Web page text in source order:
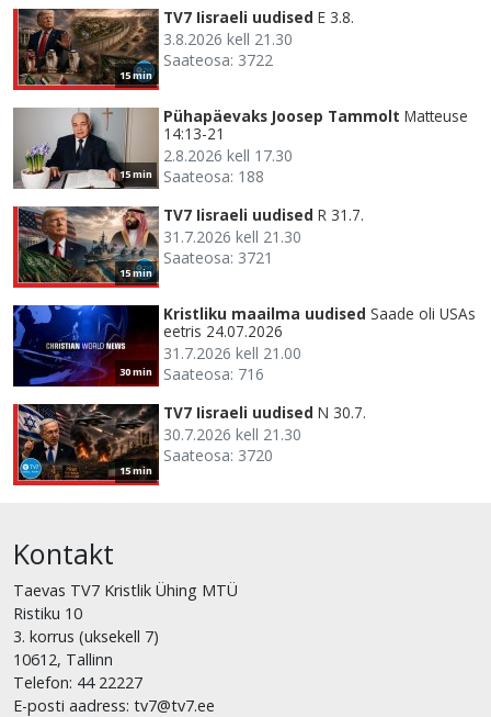
15 min
TV7 Iisraeli uudised E 3.8.
3.8.2026 kell 21.30
Saateosa: 3722
15 min
Pühapäevaks Joosep Tammolt Matteuse
14:13-21
2.8.2026 kell 17.30
Saateosa: 188
15 min
TV7 Iisraeli uudised R 31.7.
31.7.2026 kell 21.30
Saateosa: 3721
30 min
Kristliku maailma uudised Saade oli USAs
eetris 24.07.2026
31.7.2026 kell 21.00
Saateosa: 716
15 min
TV7 Iisraeli uudised N 30.7.
30.7.2026 kell 21.30
Saateosa: 3720
Kontakt
Taevas TV7 Kristlik Ühing MTÜ
Ristiku 10
3. korrus (uksekell 7)
10612, Tallinn
Telefon: 44 22227
E-posti aadress: tv7@tv7.ee